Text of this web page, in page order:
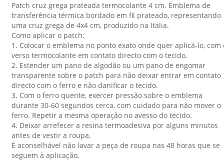
Patch cruz grega prateada termocolante 4 cm. Emblema de
transferência térmica bordado em fil prateado, representando
uma cruz grega de 4x4 cm, produzido na Itália.
Como aplicar o patch:
1. Colocar o emblema no ponto exato onde quer aplicá-lo, com
verso termocolante em contato directo com o tecido.
2. Estender um pano de algodão ou um pano de engomar
transparente sobre o patch para não deixar entrar em contato
directo com o ferro e não danificar o tecido.
3. Com o ferro quente, exercer pressão sobre o emblema
durante 30-60 segundos cerca, com cuidado para não mover o
ferro. Repetir a mesma operação no avesso do tecido.
4. Deixar arrefecer a resina termoadesiva por alguns minutos
antes de vestir a roupa.
É aconselhável não lavar a peça de roupa nas 48 horas que se
seguem à aplicação.